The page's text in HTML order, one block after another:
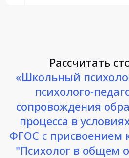
Рассчитать
«Школьный
психолого-
сопровождения
процесса в
ФГОС с присвоением
"Психолог в общем